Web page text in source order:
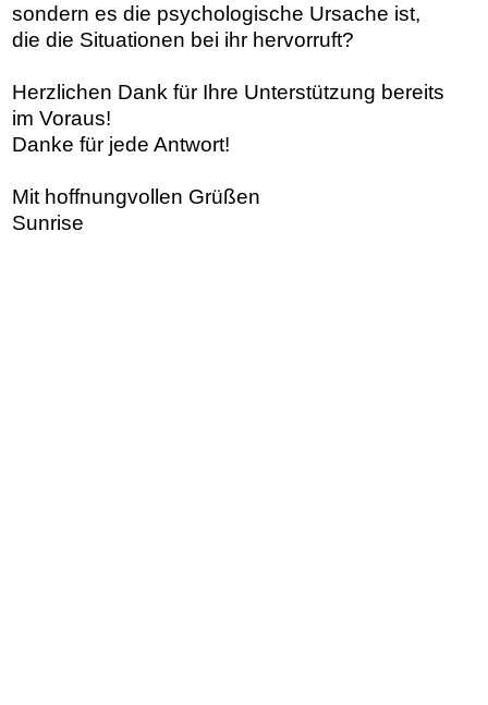
sondern es die psychologische Ursache ist,
die die Situationen bei ihr hervorruft?
Herzlichen Dank für Ihre Unterstützung bereits
im Voraus!
Danke für jede Antwort!
Mit hoffnungvollen Grüßen
Sunrise